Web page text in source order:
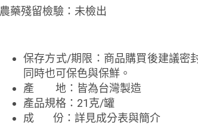
農藥殘留檢驗：未檢出
保存方式/期限：商品購買後建議密
同時也可保色與保鮮。
產 地：皆為台灣製造
產品規格：21克/罐
成 份：詳見成分表與簡介